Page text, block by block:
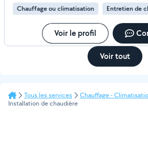
Chauffage ou climatisation Entretien de
Voir le profil
Voir tout
Tous les services
Chauffage -
Installation de chaudière